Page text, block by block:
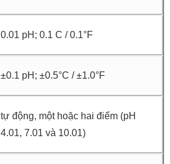
0.01 pH; 0.1 C / 0.1°F
±0.1 pH; ±0.5°C / ±1.0°F
tự động, một hoặc hai điểm (pH
4.01, 7.01 và 10.01)